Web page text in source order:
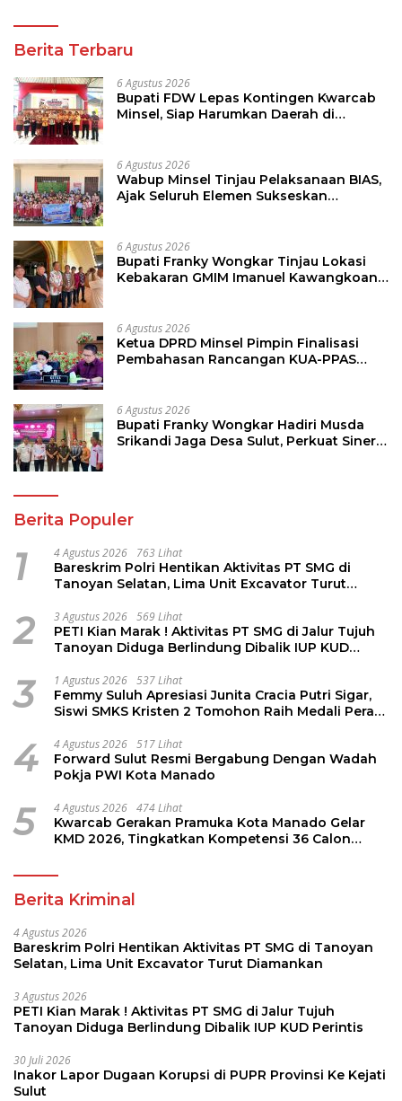
Berita Terbaru
6 Agustus 2026
Bupati FDW Lepas Kontingen Kwarcab
Minsel, Siap Harumkan Daerah di
6 Agustus 2026
Wabup Minsel Tinjau Pelaksanaan BIAS,
Ajak Seluruh Elemen Sukseskan
6 Agustus 2026
Bupati Franky Wongkar Tinjau Lokasi
Kebakaran GMIM Imanuel Kawangkoan
6 Agustus 2026
Ketua DPRD Minsel Pimpin Finalisasi
Pembahasan Rancangan KUA-PPAS
6 Agustus 2026
Bupati Franky Wongkar Hadiri Musda
Srikandi Jaga Desa Sulut, Perkuat Sinergi
Berita Populer
1 4 Agustus 2026 763 Lihat
Bareskrim Polri Hentikan Aktivitas PT SMG di
Tanoyan Selatan, Lima Unit Excavator Turut
2 3 Agustus 2026 569 Lihat
PETI Kian Marak ! Aktivitas PT SMG di Jalur Tujuh
Tanoyan Diduga Berlindung Dibalik IUP KUD
3 1 Agustus 2026 537 Lihat
Femmy Suluh Apresiasi Junita Cracia Putri Sigar,
Siswi SMKS Kristen 2 Tomohon Raih Medali Perak
4 4 Agustus 2026 517 Lihat
Forward Sulut Resmi Bergabung Dengan Wadah
Pokja PWI Kota Manado
5 4 Agustus 2026 474 Lihat
Kwarcab Gerakan Pramuka Kota Manado Gelar
KMD 2026, Tingkatkan Kompetensi 36 Calon
Berita Kriminal
4 Agustus 2026
Bareskrim Polri Hentikan Aktivitas PT SMG di Tanoyan
Selatan, Lima Unit Excavator Turut Diamankan
3 Agustus 2026
PETI Kian Marak ! Aktivitas PT SMG di Jalur Tujuh
Tanoyan Diduga Berlindung Dibalik IUP KUD Perintis
30 Juli 2026
Inakor Lapor Dugaan Korupsi di PUPR Provinsi Ke Kejati
Sulut